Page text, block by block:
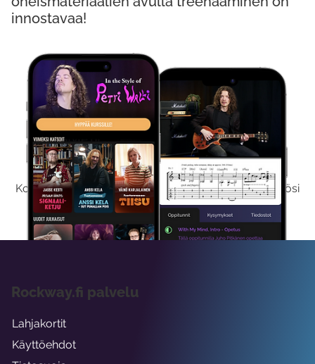
Kokeile Ilmaiseksi
Kokeilemalla ilmaiseksi saat koko sisältömme käyttöösi
viikon ajaksi.
innostavaa!
Rockway.fi palvelu
Lahjakortit
Käyttöehdot